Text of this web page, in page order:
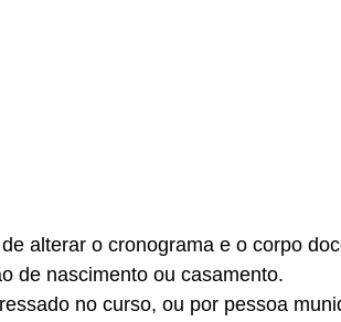
alterar o cronograma e o corpo
de nascimento ou casamento.
no curso, ou por pessoa